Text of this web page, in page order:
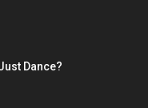
Dance?